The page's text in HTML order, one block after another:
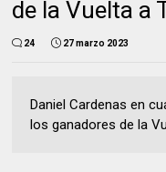
de la Vuelta a
24 27 marzo 2023
Daniel Cardenas en
los ganadores de la